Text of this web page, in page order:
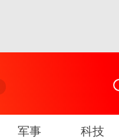
军事 科技